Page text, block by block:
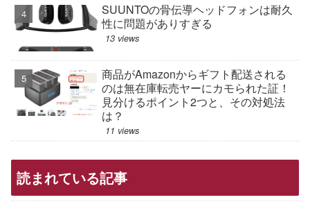
SUUNTOの骨伝導ヘッドフォンは耐久
性に問題がありすぎる
13 views
商品がAmazonからギフト配送される
のは無在庫転売ヤーにカモられた証！
見分けるポイント2つと、その対処法
は？
11 views
読まれている記事